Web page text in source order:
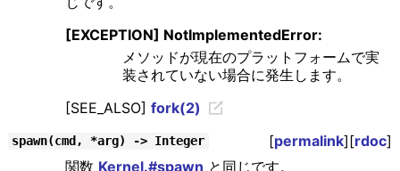
[EXCEPTION] NotImplementedError:
メソッドが現在のプラットフォームで実
装されていない場合に発生します。
[SEE_ALSO] fork(2)
spawn(cmd, *arg) -> Integer [permalink][rdoc]
関数 Kernel.#spawn と同じです。